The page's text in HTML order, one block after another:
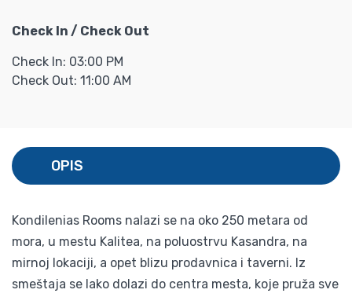
Check In / Check Out
Check In: 03:00 PM
Check Out: 11:00 AM
OPIS
Kondilenias Rooms nalazi se na oko 250 metara od
mora, u mestu Kalitea, na poluostrvu Kasandra, na
mirnoj lokaciji, a opet blizu prodavnica i taverni. Iz
smeštaja se lako dolazi do centra mesta, koje pruža sve